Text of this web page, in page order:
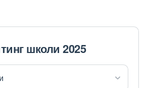
школи 2025